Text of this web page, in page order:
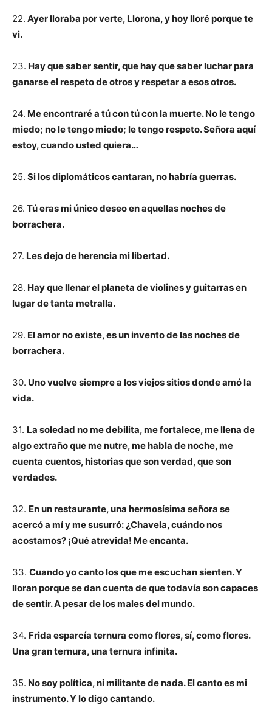
22. Ayer lloraba por verte, Llorona, y hoy lloré porque te
vi.
23. Hay que saber sentir, que hay que saber luchar para
ganarse el respeto de otros y respetar a esos otros.
24. Me encontraré a tú con tú con la muerte. No le tengo
miedo; no le tengo miedo; le tengo respeto. Señora aquí
estoy, cuando usted quiera…
25. Si los diplomáticos cantaran, no habría guerras.
26. Tú eras mi único deseo en aquellas noches de
borrachera.
27. Les dejo de herencia mi libertad.
28. Hay que llenar el planeta de violines y guitarras en
lugar de tanta metralla.
29. El amor no existe, es un invento de las noches de
borrachera.
30. Uno vuelve siempre a los viejos sitios donde amó la
vida.
31. La soledad no me debilita, me fortalece, me llena de
algo extraño que me nutre, me habla de noche, me
cuenta cuentos, historias que son verdad, que son
verdades.
32. En un restaurante, una hermosísima señora se
acercó a mí y me susurró: ¿Chavela, cuándo nos
acostamos? ¡Qué atrevida! Me encanta.
33. Cuando yo canto los que me escuchan sienten. Y
lloran porque se dan cuenta de que todavía son capaces
de sentir. A pesar de los males del mundo.
34. Frida esparcía ternura como flores, sí, como flores.
Una gran ternura, una ternura infinita.
35. No soy política, ni militante de nada. El canto es mi
instrumento. Y lo digo cantando.